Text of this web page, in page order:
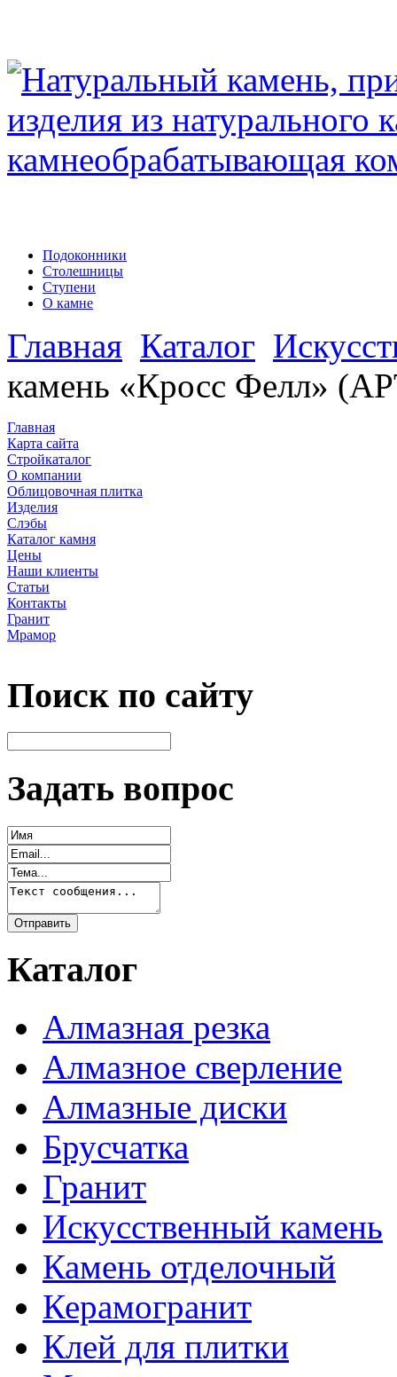
Подоконники
Столешницы
Ступени
О камне
Главная Каталог
камень «Кросс Фелл»
Главная
Карта сайта
Стройкаталог
О компании
Облицовочная плитка
Изделия
Слэбы
Каталог камня
Цены
Наши клиенты
Статьи
Контакты
Гранит
Мрамор
Поиск по сайту
Задать вопрос
Каталог
Алмазная резка
Алмазное сверление
Алмазные диски
Брусчатка
Гранит
Искусственный камень
Камень отделочный
Керамогранит
Клей для плитки